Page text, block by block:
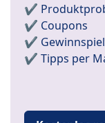
✔️
✔️ Coupons
✔️
✔️ Tipps per